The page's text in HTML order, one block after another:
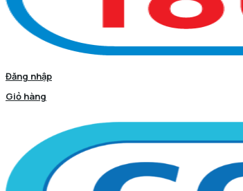
Đăng nhập
Giỏ hàng